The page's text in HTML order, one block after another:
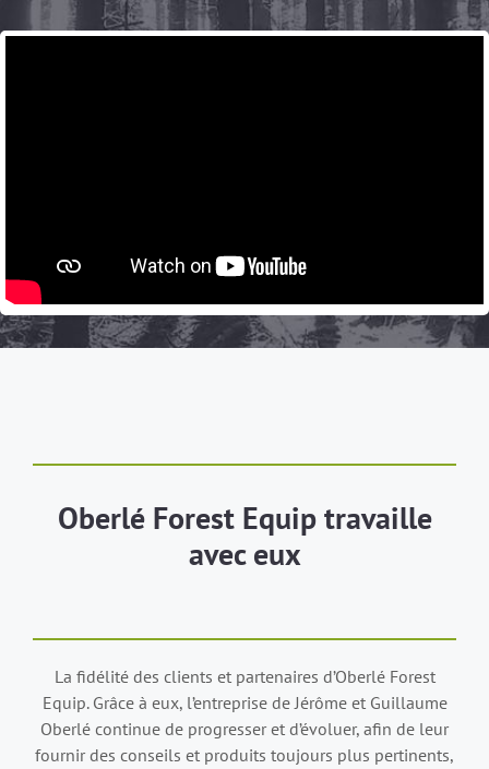
Oberlé Forest Equip travaille
avec eux
La fidélité des clients et partenaires d’Oberlé Forest
Equip. Grâce à eux, l’entreprise de Jérôme et Guillaume
Oberlé continue de progresser et d’évoluer, afin de leur
fournir des conseils et produits toujours plus pertinents,